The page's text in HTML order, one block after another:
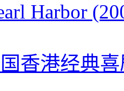
Harbor
香港经典